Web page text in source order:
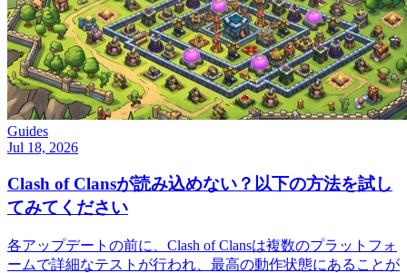
Guides
Jul 18, 2026
Clash of Clansが読み込めない？以下の方法を試し
てみてください
各アップデートの前に、Clash of Clansは複数のプラットフォ
ームで詳細なテストが行われ、最高の動作状態にあることが